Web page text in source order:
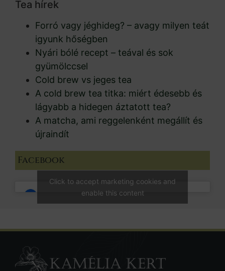
Tea hírek
Forró vagy jéghideg? – avagy milyen teát
igyunk hőségben
Nyári bólé recept – teával és sok
gyümölccsel
Cold brew vs jeges tea
A cold brew tea titka: miért édesebb és
lágyabb a hidegen áztatott tea?
A matcha, ami reggelenként megállít és
újraindít
Facebook
Click to accept marketing cookies and
enable this content